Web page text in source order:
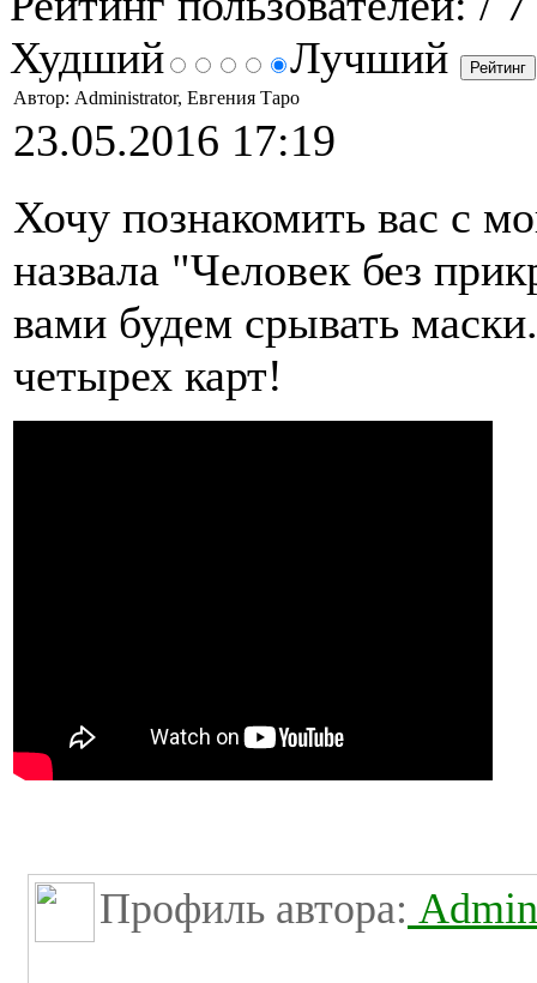
Худший
Лучший
Автор: Administrator, Евгения Таро
23.05.2016 17:19
Хочу познакомить вас с
назвала "Человек без
вами будем срывать
четырех карт!
Профиль автора: